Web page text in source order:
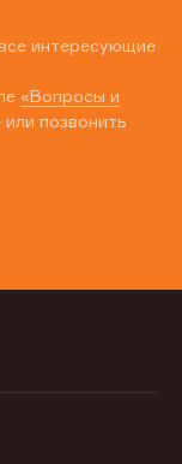
интересующие
«Вопросы и
позвонить